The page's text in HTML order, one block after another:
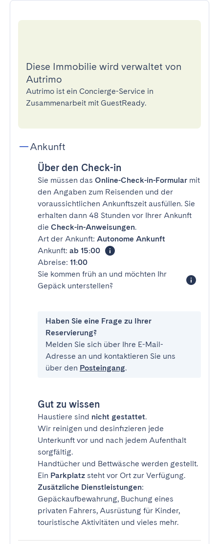
Diese Immobilie wird verwaltet von
Autrimo
Autrimo ist ein Concierge-Service in
Zusammenarbeit mit GuestReady.
Ankunft
Über den Check-in
Sie müssen das Online-Check-in-Formular mit
den Angaben zum Reisenden und der
voraussichtlichen Ankunftszeit ausfüllen. Sie
erhalten dann 48 Stunden vor Ihrer Ankunft
die Check-in-Anweisungen.
Art der Ankunft: Autonome Ankunft
Ankunft: ab 15:00
Abreise: 11:00
Sie kommen früh an und möchten Ihr
Gepäck unterstellen?
Haben Sie eine Frage zu Ihrer
Reservierung?
Melden Sie sich über Ihre E-Mail-
Adresse an und kontaktieren Sie uns
über den Posteingang.
Gut zu wissen
Haustiere sind nicht gestattet.
Wir reinigen und desinfizieren jede
Unterkunft vor und nach jedem Aufenthalt
sorgfältig.
Handtücher und Bettwäsche werden gestellt.
Ein Parkplatz steht vor Ort zur Verfügung.
Zusätzliche Dienstleistungen:
Gepäckaufbewahrung, Buchung eines
privaten Fahrers, Ausrüstung für Kinder,
touristische Aktivitäten und vieles mehr.